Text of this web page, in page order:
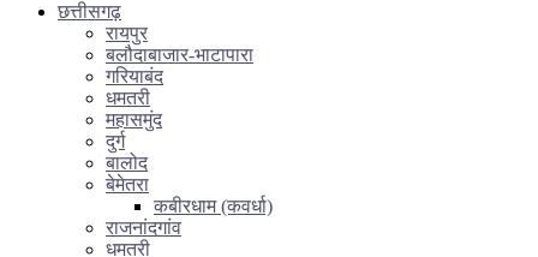
छत्तीसगढ़
रायपुर
बलौदाबाजार-भाटापारा
गरियाबंद
धमतरी
महासमुंद
दुर्ग
बालोद
बेमेतरा
कबीरधाम (कवर्धा)
राजनांदगांव
धमतरी